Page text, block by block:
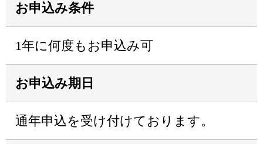
お申込み条件
1年に何度もお申込み可
お申込み期日
通年申込を受け付けております。